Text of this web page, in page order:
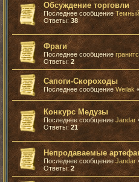
Обсуждение торговли
Последнее сообщение
Ответы: 38
Фраги
Последнее сообщение
Ответы: 2
Сапоги-Скороходы
Последнее сообщениеWeilak
Конкурс Медузы
Последнее сообщение Jandar
Ответы: 21
Непродаваемые
Последнее сообщение Jandar
Ответы:2